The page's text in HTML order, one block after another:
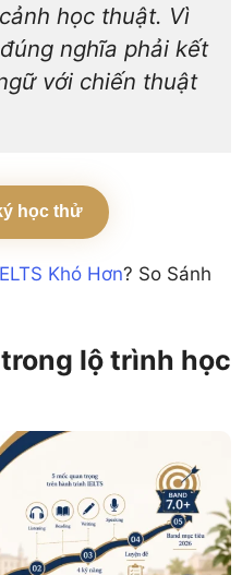
học thuật. Vì
nghĩa phải kết
với chiến thuật
học thử
Khó Hơn? So Sánh
lộ trình học